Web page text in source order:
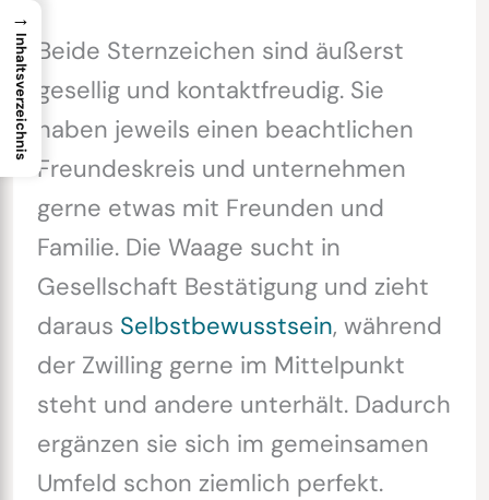
Beide Sternzeichen sind äußerst
gesellig und kontaktfreudig. Sie
haben jeweils einen beachtlichen
Freundeskreis und unternehmen
gerne etwas mit Freunden und
Familie. Die Waage sucht in
Gesellschaft Bestätigung und zieht
daraus Selbstbewusstsein, während
der Zwilling gerne im Mittelpunkt
steht und andere unterhält. Dadurch
ergänzen sie sich im gemeinsamen
Umfeld schon ziemlich perfekt.
→
Inhaltsverzeichnis